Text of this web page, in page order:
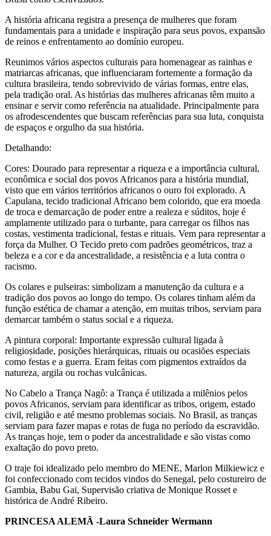
A história africana registra a presença de mulheres que foram
fundamentais para a unidade e inspiração para seus povos, expansão
de reinos e enfrentamento ao domínio europeu.
Reunimos vários aspectos culturais para homenagear as rainhas e
matriarcas africanas, que influenciaram fortemente a formação da
cultura brasileira, tendo sobrevivido de várias formas, entre elas,
pela tradição oral. As histórias das mulheres africanas têm muito a
ensinar e servir como referência na atualidade. Principalmente para
os afrodescendentes que buscam referências para sua luta, conquista
de espaços e orgulho da sua história.
Detalhando:
Cores: Dourado para representar a riqueza e a importância cultural,
econômica e social dos povos Africanos para a história mundial,
visto que em vários territórios africanos o ouro foi explorado. A
Capulana, tecido tradicional Africano bem colorido, que era moeda
de troca e demarcação de poder entre a realeza e súditos, hoje é
amplamente utilizado para o turbante, para carregar os filhos nas
costas, vestimenta tradicional, festas e rituais. Vem para representar a
força da Mulher. O Tecido preto com padrões geométricos, traz a
beleza e a cor e da ancestralidade, a resistência e a luta contra o
racismo.
Os colares e pulseiras: simbolizam a manutenção da cultura e a
tradição dos povos ao longo do tempo. Os colares tinham além da
função estética de chamar a atenção, em muitas tribos, serviam para
demarcar também o status social e a riqueza.
A pintura corporal: Importante expressão cultural ligada à
religiosidade, posições hierárquicas, rituais ou ocasiões especiais
como festas e a guerra. Eram feitas com pigmentos extraídos da
natureza, argila ou rochas vulcânicas.
No Cabelo a Trança Nagô: a Trança é utilizada a milênios pelos
povos Africanos, serviam para identificar as tribos, origem, estado
civil, religião e até mesmo problemas sociais. No Brasil, as tranças
serviam para fazer mapas e rotas de fuga no período da escravidão.
As tranças hoje, tem o poder da ancestralidade e são vistas como
exaltação do povo preto.
O traje foi idealizado pelo membro do MENE, Marlon Milkiewicz e
foi confeccionado com tecidos vindos do Senegal, pelo costureiro de
Gambia, Babu Gai, Supervisão criativa de Monique Rosset e
histórica de André Ribeiro.
PRINCESA ALEMÃ -Laura Schneider Wermann